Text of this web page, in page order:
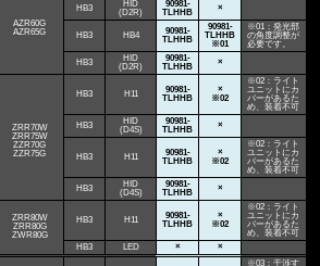
AZR60G
AZR65G
HB3
HID
(D2R)
90981-
TLHHB
×
HB3 HB4
90981-
TLHHB
90981-
TLHHB
※01
※01：発光部
の角度調整が
必要です。
HB3
HID
(D2R)
90981-
TLHHB
×
ZRR70W
ZRR75W
ZZR70G
ZZR75G
HB3 H11
90981-
TLHHB
×
※02
※02：ライト
ユニットにカ
バーがあるた
め、装着不可
HB3
HID
(D4S)
90981-
TLHHB
×
HB3 H11
90981-
TLHHB
×
※02
※02：ライト
ユニットにカ
バーがあるた
め、装着不可
HB3
HID
(D4S)
90981-
TLHHB
×
ZRR80W
ZRR80G
ZWR80G
HB3 H11
90981-
TLHHB
×
※02
※02：ライト
ユニットにカ
バーがあるた
め、装着不可
HB3
LED × ×
※03：干渉す